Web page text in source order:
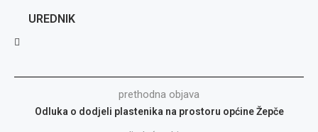
UREDNIK
prethodna objava
Odluka o dodjeli plastenika na prostoru općine Žepče